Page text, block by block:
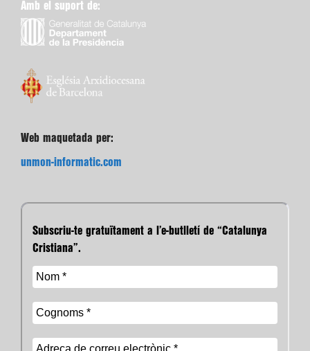
Amb el suport de:
Web maquetada per:
unmon-informatic.com
Subscriu-te gratuïtament a l’e-butlletí de “Catalunya
Cristiana”.